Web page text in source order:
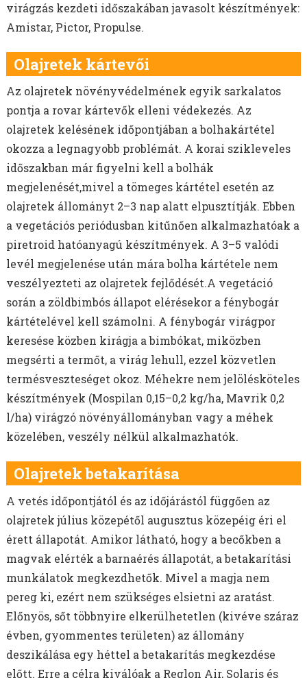
virágzás kezdeti időszakában javasolt készítmények:
Amistar, Pictor, Propulse.
Olajretek kártevői
Az olajretek növényvédelmének egyik sarkalatos
pontja a rovar kártevők elleni védekezés. Az
olajretek kelésének időpontjában a bolhakártétel
okozza a legnagyobb problémát. A korai szikleveles
időszakban már figyelni kell a bolhák
megjelenését,mivel a tömeges kártétel esetén az
olajretek állományt 2–3 nap alatt elpusztítják. Ebben
a vegetációs periódusban kitűnően alkalmazhatóak a
piretroid hatóanyagú készítmények. A 3–5 valódi
levél megjelenése után mára bolha kártétele nem
veszélyezteti az olajretek fejlődését.A vegetáció
során a zöldbimbós állapot elérésekor a fénybogár
kártételével kell számolni. A fénybogár virágpor
keresése közben kirágja a bimbókat, miközben
megsérti a termőt, a virág lehull, ezzel közvetlen
termésveszteséget okoz. Méhekre nem jelölésköteles
készítmények (Mospilan 0,15–0,2 kg/ha, Mavrik 0,2
l/ha) virágzó növényállományban vagy a méhek
közelében, veszély nélkül alkalmazhatók.
Olajretek betakarítása
A vetés időpontjától és az időjárástól függően az
olajretek július közepétől augusztus közepéig éri el
érett állapotát. Amikor látható, hogy a becőkben a
magvak elérték a barnaérés állapotát, a betakarítási
munkálatok megkezdhetők. Mivel a magja nem
pereg ki, ezért nem szükséges elsietni az aratást.
Előnyös, sőt többnyire elkerülhetetlen (kivéve száraz
évben, gyommentes területen) az állomány
deszikálása egy héttel a betakarítás megkezdése
előtt. Erre a célra kiválóak a Reglon Air, Solaris és